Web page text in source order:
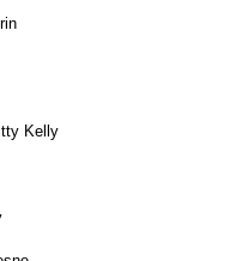
Kelly